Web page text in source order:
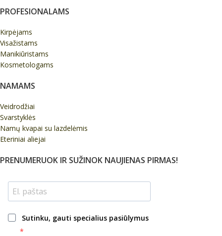
PROFESIONALAMS
Kirpėjams
Visažistams
Manikiūristams
Kosmetologams
NAMAMS
Veidrodžiai
Svarstyklės
Namų kvapai su lazdelėmis
Eteriniai aliejai
PRENUMERUOK IR SUŽINOK NAUJIENAS PIRMAS!
Sutinku, gauti specialius pasiūlymus